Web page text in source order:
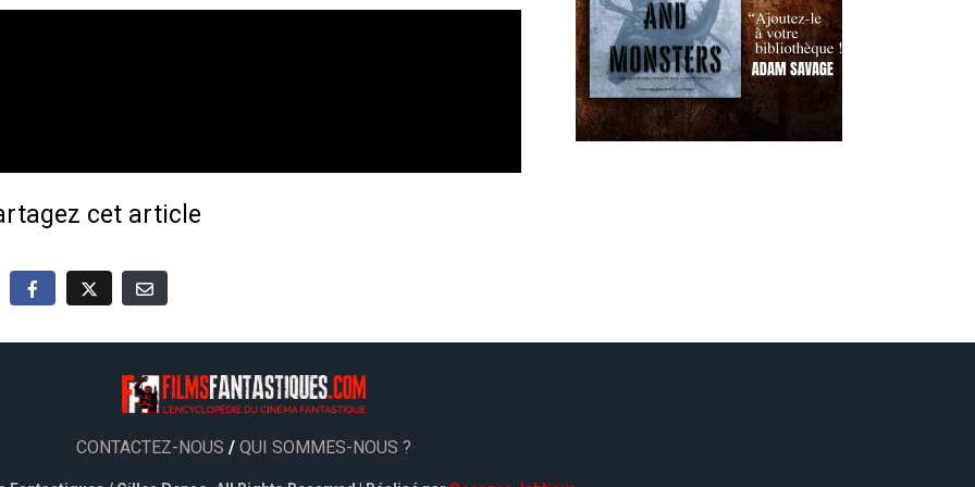
cet article
CONTACTEZ-NOUS / QUI SOMMES-NOUS ?